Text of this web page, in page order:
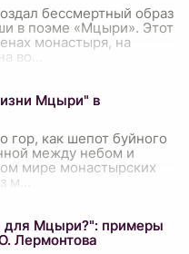
бессмертный образ
в поэме «Мцыри». Этот
монастыря, на
во
Мцыри" в
как шепот буйного
между небом и
мире монастырских
м
для Мцыри?": примеры
Лермонтова